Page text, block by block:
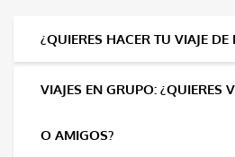
¿QUIERES HACER TU VIAJE
VIAJES EN GRUPO: ¿QUIERES
O AMIGOS?